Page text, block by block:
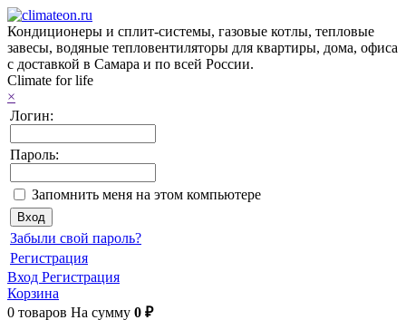
Кондиционеры и сплит-системы, газовые котлы, тепловые
завесы, водяные тепловентиляторы для квартиры, дома, офиса
с доставкой в Самара и по всей России.
Climate for life
×
Логин:
Пароль:
Запомнить меня на этом компьютере
Забыли свой пароль?
Регистрация
Вход Регистрация
Корзина
0 товаров На сумму 0 ₽